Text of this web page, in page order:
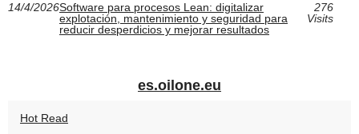
14/4/2026Software para procesos Lean: digitalizar
explotación, mantenimiento y seguridad para
reducir desperdicios y mejorar resultados
276
Visits
es.oilone.eu
Hot Read